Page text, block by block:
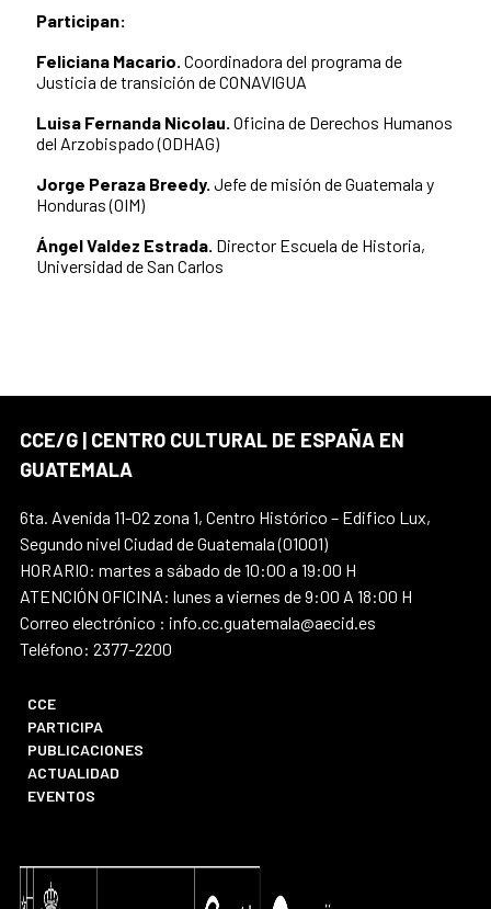
Participan:
Feliciana Macario. Coordinadora del programa de
Justicia de transición de CONAVIGUA
Luisa Fernanda Nicolau. Oficina de Derechos Humanos
del Arzobispado (ODHAG)
Jorge Peraza Breedy. Jefe de misión de Guatemala y
Honduras (OIM)
Ángel Valdez Estrada. Director Escuela de Historia,
Universidad de San Carlos
CCE/G | CENTRO CULTURAL DE ESPAÑA EN
GUATEMALA
6ta. Avenida 11-02 zona 1, Centro Histórico – Edifico Lux,
Segundo nivel Ciudad de Guatemala (01001)
HORARIO: martes a sábado de 10:00 a 19:00 H
ATENCIÓN OFICINA: lunes a viernes de 9:00 A 18:00 H
Correo electrónico : info.cc.guatemala@aecid.es
Teléfono: 2377-2200
CCE
PARTICIPA
PUBLICACIONES
ACTUALIDAD
EVENTOS